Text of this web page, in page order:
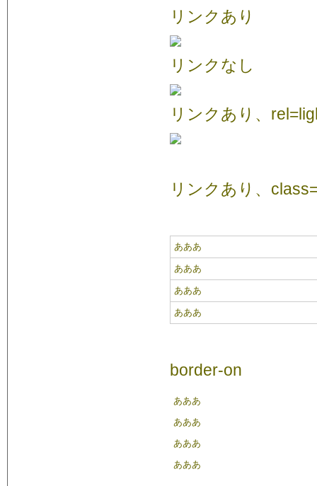
リンクあり
リンクなし
リンクあり、
リンクあり、
あああ
あああ
あああ
あああ
border-on
あああ
あああ
あああ
あああ